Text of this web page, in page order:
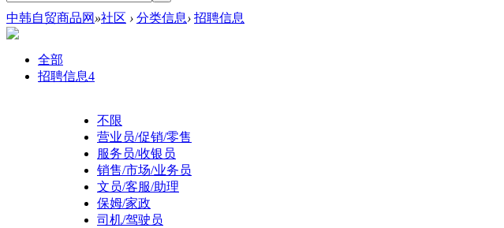
中韩自贸商品网 »社区 › 分类信息› 招聘信息
全部
招聘信息4
不限
营业员/促销/零售
服务员/收银员
销售/市场/业务员
文员/客服/助理
保姆/家政
司机/驾驶员